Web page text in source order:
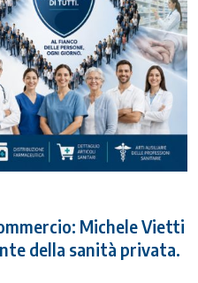
Michele Vietti
della sanità privata.